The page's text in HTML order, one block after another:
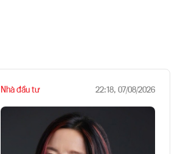
Nhà đầu tư 22:18, 07/08/2026